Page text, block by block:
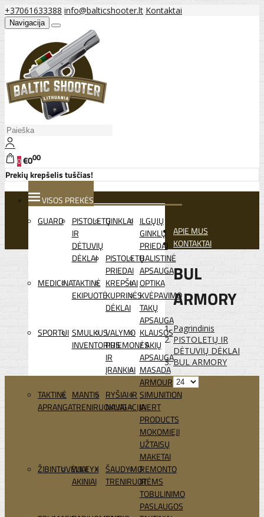
+37061633388 info@balticshooter.lt Kontaktai
Navigacija
0€000
Prekių krepšelis tuščias!
VISOS PREKĖS
GUARD
PISTOLETŲ
IR
DĖTUVIŲ
DĖKLAI
GINKLAI ILGŲJŲ
GINKLŲ
PRIEDAI
PISTOLETŲ
PRIEDAI
BALISTINĖ
APSAUGA
MEDICINATAKTINĖ
EKIPUOTĖ
KREPŠIAI
KUPRINĖS
DĖKLAI
OPTIKA
KVĖPAVIMO
TAKŲ
APSAUGA
SPORTUI SMULKUS
INVENTORIUS
VALYMO
PRIEMONĖS
IR
ĮRANKIAI
KLAUSOS
/ AKIŲ
APSAUGA
MASADA
ARMOUR
TAKTINĖ
APRANGA
MANTIS
TRENIRUOKLIAI
RYŠIAI IR
NAVIGACIJA
SIMUNITION
INERT
PRODUCTS
MOKOMIEJI
UŽTAISŲ
MAKETAI
ŽIBINTUVĖLIAI
WILEYX
AKINIAI
ŠAUDYMO
TRENIRUOTĖMS
REMONTO
IR
TOBULINIMO
PASLAUGOS
APIE MUS
KONTAKTAI
BUL
ARMORY
Pagrindinis
PISTOLETŲ IR
DĖTUVIŲ DĖKLAI
BUL ARMORY